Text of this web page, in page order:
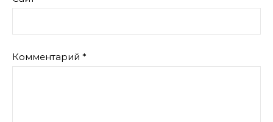
Комментарий *